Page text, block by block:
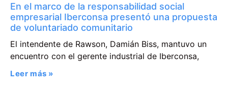
En el marco de la responsabilidad social
empresarial Iberconsa presentó una propuesta
de voluntariado comunitario
El intendente de Rawson, Damián Biss, mantuvo un
encuentro con el gerente industrial de Iberconsa,
Leer más »